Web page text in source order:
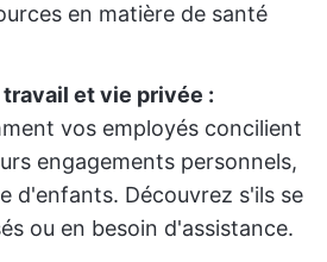
en matière de santé
et vie privée :
vos employés concilient
engagements personnels,
d'enfants. Découvrez s'ils se
ou en besoin d'assistance.